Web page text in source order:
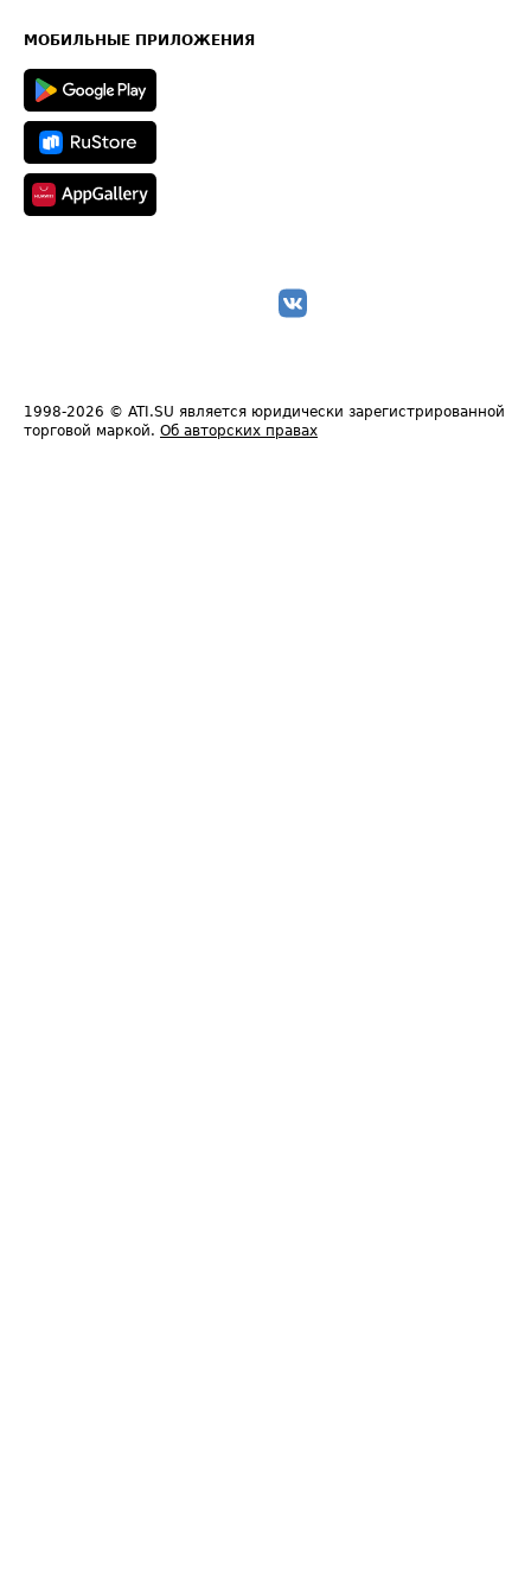
Техническая информация
МОБИЛЬНЫЕ ПРИЛОЖЕНИЯ
1998-2026 © ATI.SU является юридически зарегистрированной
торговой маркой. Об авторских правах